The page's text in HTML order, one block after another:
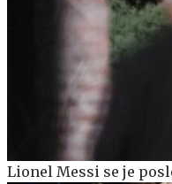
Lionel Messi se je